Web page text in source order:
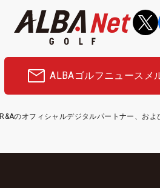
ALBAゴルフニュース メ
のオフィシャルデジタルパートナー、およ